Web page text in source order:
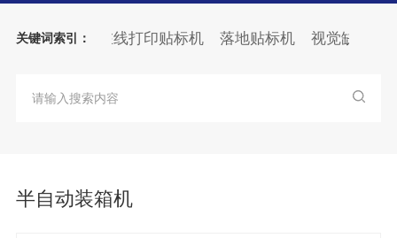
关键词索引：
平面贴标机 在线打印贴标机 落地贴标机 视觉缺陷检
半自动装箱机